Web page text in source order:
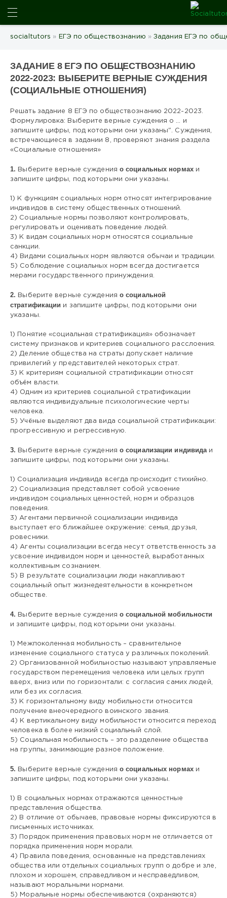
ИСКАТЬ
socialtutors » ЕГЭ по обществознанию »Задания ЕГЭ по
ЗАДАНИЕ 8 ЕГЭ ПО ОБЩЕСТВОЗНАНИЮ
2022-2023: ВЫБЕРИТЕ ВЕРНЫЕ СУЖДЕНИЯ
(СОЦИАЛЬНЫЕ ОТНОШЕНИЯ)
Решать задание 8 ЕГЭ по обществознанию 2022-2023.
Формулировка: Выберите верные суждения о ... и
запишите цифры, под которыми они указаны". Суждения,
встречающиеся в задании 8, проверяют знания раздела
«Социальные отношения»
1. Выберите верные суждения о социальных нормахи
запишите цифры, под которыми они указаны.
1) К функциям социальных норм относят интегрирование
индивидов в систему общественных отношений.
2) Социальные нормы позволяют контролировать,
регулировать и оценивать поведение людей.
3) К видам социальных норм относятся социальные
санкции.
4) Видами социальных норм являются обычаи и традиции.
5) Соблюдение социальных норм всегда достигается
мерами государственного принуждения.
2. Выберите верные суждения о социальной
стратификации и запишите цифры, под которыми они
указаны.
1) Понятие «социальная стратификация» обозначает
систему признаков и критериев социального расслоения.
2) Деление общества на страты допускает наличие
привилегий у представителей некоторых страт.
3) К критериям социальной стратификации относят
объём власти.
4) Одним из критериев социальной стратификации
являются индивидуальные психологические черты
человека.
5) Учёные выделяют два вида социальной стратификации:
прогрессивную и регрессивную.
3. Выберите верные суждения о социализации индивида и
запишите цифры, под которыми они указаны.
1) Социализация индивида всегда происходит стихийно.
2) Социализация представляет собой усвоение
индивидом социальных ценностей, норм и образцов
поведения.
3) Агентами первичной социализации индивида
выступает его ближайшее окружение: семья, друзья,
ровесники.
4) Агенты социализации всегда несут ответственность за
усвоение индивидом норм и ценностей, выработанных
коллективным сознанием.
5) В результате социализации люди накапливают
социальный опыт жизнедеятельности в конкретном
обществе.
4. Выберите верные суждения о социальной мобильности
и запишите цифры, под которыми они указаны.
1) Межпоколенная мобильность – сравнительное
изменение социального статуса у различных поколений.
2) Организованной мобильностью называют управляемые
государством перемещения человека или целых групп
вверх, вниз или по горизонтали: с согласия самих людей,
или без их согласия.
3) К горизонтальному виду мобильности относится
получение внеочередного воинского звания.
4) К вертикальному виду мобильности относится переход
человека в более низкий социальный слой.
5) Социальная мобильность – это разделение общества
на группы, занимающие разное положение.
5. Выберите верные суждения о социальных нормахи
запишите цифры, под которыми они указаны.
1) В социальных нормах отражаются ценностные
представления общества.
2) В отличие от обычаев, правовые нормы фиксируются в
письменных источниках.
3) Порядок применения правовых норм не отличается от
порядка применения норм морали.
4) Правила поведения, основанные на представлениях
общества или отдельных социальных групп о добре и зле,
плохом и хорошем, справедливом и несправедливом,
называют моральными нормами.
5) Моральные нормы обеспечиваются (охраняются)